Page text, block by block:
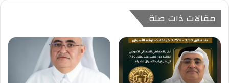
مقالات ذات صلة